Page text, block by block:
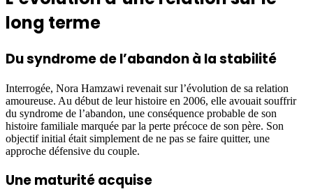
long terme
Du syndrome de l’abandon à la stabilité
Interrogée, Nora Hamzawi revenait sur l’évolution de sa relation
amoureuse. Au début de leur histoire en 2006, elle avouait souffrir
du syndrome de l’abandon, une conséquence probable de son
histoire familiale marquée par la perte précoce de son père. Son
objectif initial était simplement de ne pas se faire quitter, une
approche défensive du couple.
Une maturité acquise